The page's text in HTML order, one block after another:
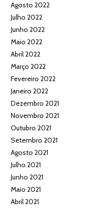
Agosto 2022
Julho 2022
Junho 2022
Maio 2022
Abril 2022
Março 2022
Fevereiro 2022
Janeiro 2022
Dezembro 2021
Novembro 2021
Outubro 2021
Setembro 2021
Agosto 2021
Julho 2021
Junho 2021
Maio 2021
Abril 2021